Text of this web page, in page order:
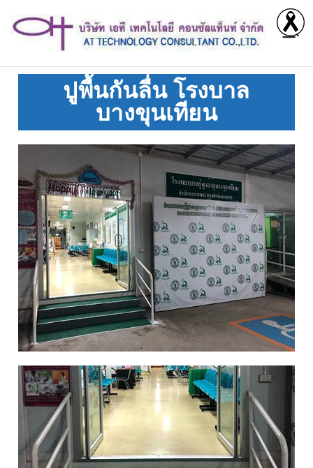
ท
เอ
ที
เท
ค
โน
โล
ยี
คอ
น
Invova
Soluti
ons
ปูพื้นกันลื่น โรงบาล
บางขุนเทียน